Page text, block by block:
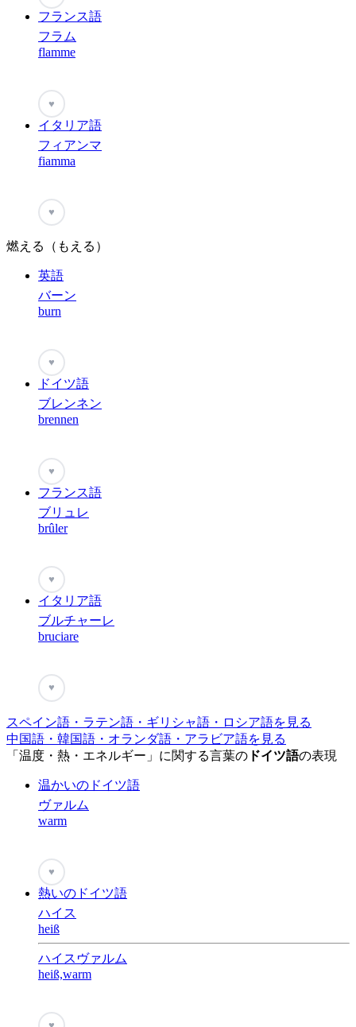
フランス語
フラム
flamme
♥
イタリア語
フィアンマ
fiamma
♥
燃える（もえる）
英語
バーン
burn
♥
ドイツ語
ブレンネン
brennen
♥
フランス語
ブリュレ
brûler
♥
イタリア語
ブルチャーレ
bruciare
♥
スペイン語・ラテン語・ギリシャ語・ロシア語を見る
中国語・韓国語・オランダ語・アラビア語を見る
「温度・熱・エネルギー」に関する言葉の ドイツ語の表現
温かいのドイツ語
ヴァルム
warm
♥
熱いのドイツ語
ハイス
heiß
ハイスヴァルム
heiß,warm